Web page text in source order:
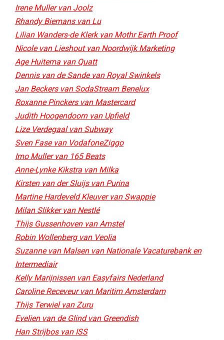
Irene Muller van Joolz
Rhandy Biemans van Lu
Lilian Wanders-de Klerk van Mothr Earth Proof
Nicole van Lieshout van Noordwijk Marketing
Age Huitema van Quatt
Dennis van de Sande van Royal Swinkels
Jan Beckers van SodaStream Benelux
Roxanne Pinckers van Mastercard
Judith Hoogendoorn van Upfield
Lize Verdegaal van Subway
Sven Fase van VodafoneZiggo
Imo Muller van 165 Beats
Anne-Lynke Kikstra van Milka
Kirsten van der Sluijs van Purina
Martine Hardeveld Kleuver van Swappie
Milan Slikker van Nestlé
Thijs Gussenhoven van Amstel
Robin Wollenberg van Veolia
Suzanne van Malsen van Nationale Vacaturebank en
Intermediair
Kelly Marijnissen van Easyfairs Nederland
Caroline Receveur van Maritim Amsterdam
Thijs Terwiel van Zuru
Evelien van de Glind van Greendish
Han Strijbos van ISS